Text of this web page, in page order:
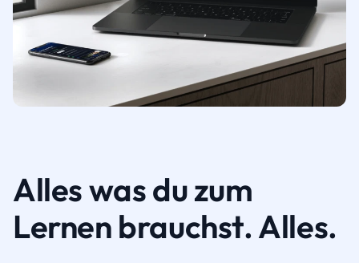
Alles was du zum
Lernen brauchst. Alles.